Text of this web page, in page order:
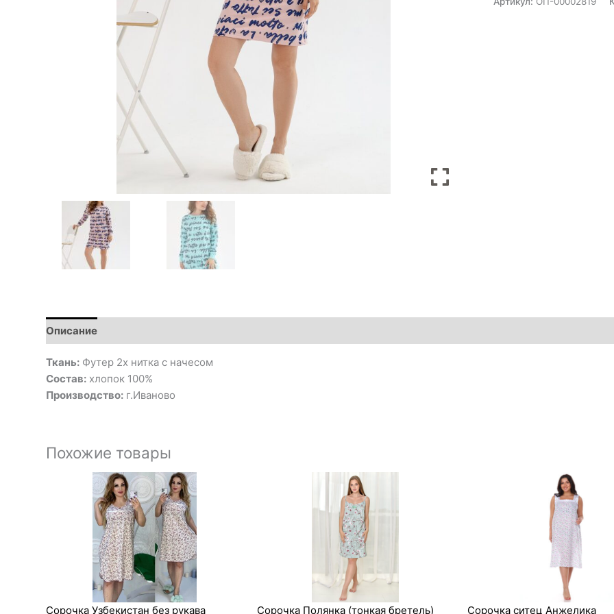
Описание
Ткань: Футер 2х нитка с начесом
Состав: хлопок 100%
Производство: г.Иваново
Похожие товары
Сорочка Узбекистан без рукава Сорочка Полянка (тонкая бретель) Сорочка ситец Анжелика